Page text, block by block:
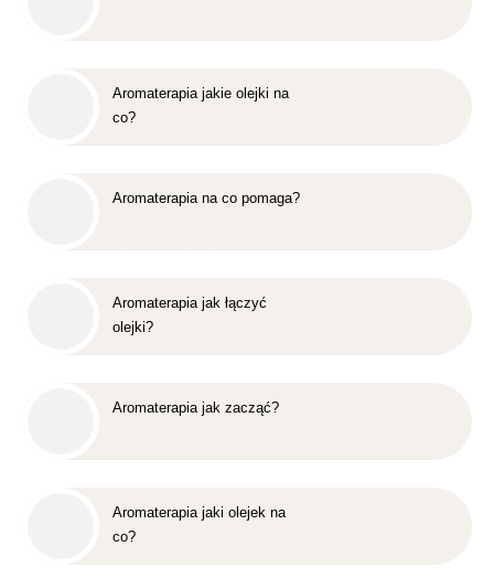
Aromaterapia jakie olejki na
co?
Aromaterapia na co pomaga?
Aromaterapia jak łączyć
olejki?
Aromaterapia jak zacząć?
Aromaterapia jaki olejek na
co?